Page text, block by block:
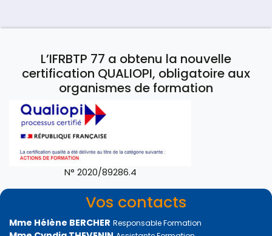
L’IFRBTP 77 a obtenu la nouvelle
certification QUALIOPI, obligatoire aux
organismes de formation
N° 2020/89286.4
Vos contacts
Mme Hélène BERCHER Responsable Formation